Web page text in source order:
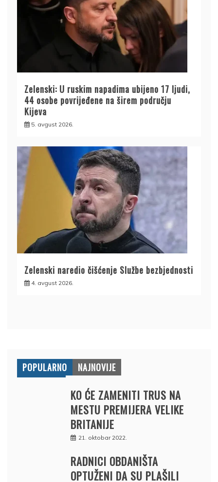
Zelenski: U ruskim napadima ubijeno 17 ljudi,
44 osobe povrijeđene na širem području
Kijeva
5. avgust 2026.
Zelenski naredio čišćenje Službe bezbjednosti
4. avgust 2026.
POPULARNO NAJNOVIJE
KO ĆE ZAMENITI TRUS NA
MESTU PREMIJERA VELIKE
BRITANIJE
21. oktobar 2022.
RADNICI OBDANIŠTA
OPTUŽENI DA SU PLAŠILI